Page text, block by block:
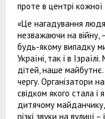
проте в центрі
«Це нагадування
незважаючи на війну,
будь-якому випадку
Україні, так і в
дітей, наше
чергу. Організатори
свідком якого стала і
дитячому майданчику,
різкі звуки на вулиці